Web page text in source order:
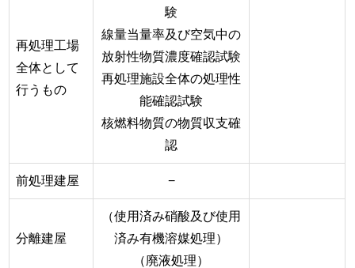
再処理工場
全体として
行うもの
験
線量当量率及び空気中の
放射性物質濃度確認試験
再処理施設全体の処理性
能確認試験
核燃料物質の物質収支確
認
前処理建屋 −
分離建屋
（使用済み硝酸及び使用
済み有機溶媒処理）
（廃液処理）